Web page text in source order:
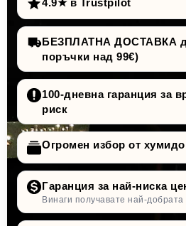
БЕЗПЛАТНА ДОСТАВКА
поръчки над 99€)
100-дневна гаранция за
риск
Огромен избор от
Гаранция за най-ниска
Винаги получавате най-добрата